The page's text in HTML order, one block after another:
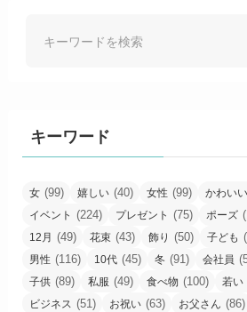
キーワード
女 (99) 嬉しい (40) 女性 (99) かわいい
イベント (224) プレゼント (75) ポーズ
12月 (49) 花束 (43) 飾り (50) 子ども
男性 (116) 10代 (45) 冬 (91) 会社員
子供 (89) 私服 (49) 食べ物 (100) 若い
ビジネス (51) お祝い (63) お父さん (86)